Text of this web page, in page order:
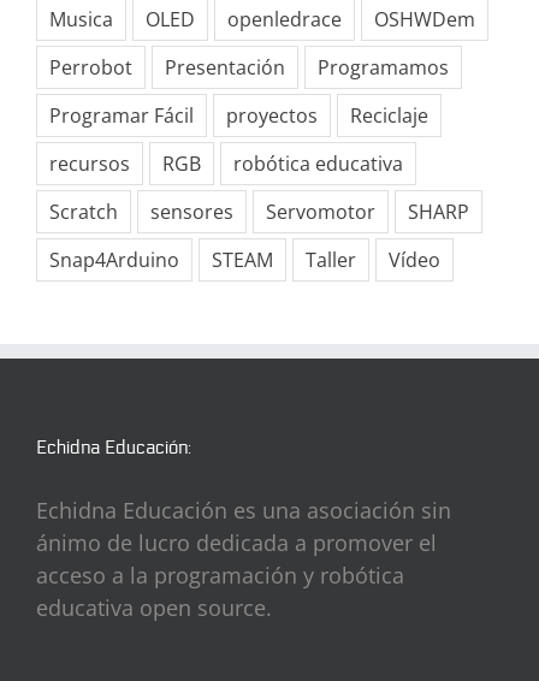
Musica
OLED openledrace
OSHWDem
Perrobot
Presentación
Programamos
Programar Fácil
proyectos
Reciclaje
recursos
RGB
robótica educativa
Scratch
sensores Servomotor
SHARP
Snap4Arduino
STEAM Taller Vídeo
Echidna Educación:
Echidna Educación es una asociación sin
ánimo de lucro dedicada a promover el
acceso a la programación y robótica
educativa open source.